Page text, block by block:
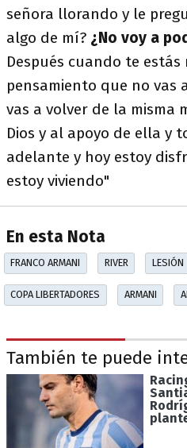
señora llorando y le
algo de mí? ¿No voy a
Después cuando te
pensamiento que no vas
vas a volver de la misma
Dios y al apoyo de ella y
adelante y hoy estoy
estoy viviendo"
En esta Nota
FRANCO ARMANI RIVER LESIÓN
COPA LIBERTADORES ARMANI
También te puede